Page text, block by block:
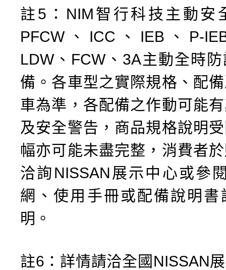
註5：NIM智行科技主動安
PFCW、ICC、IEB、P-
LDW、FCW、3A主動全時
備。各車型之實際規格、配
車為準，各配備之作動可能
及安全警告，商品規格說明
幅亦可能未盡完整，消費者
洽詢NISSAN展示中心或參
網、使用手冊或配備說明書
明。
註6：詳情請洽全國NISSAN